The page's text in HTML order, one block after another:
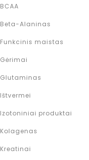
BCAA
Beta-Alaninas
Funkcinis maistas
Gėrimai
Glutaminas
Ištvermei
Izotoniniai produktai
Kolagenas
Kreatinai